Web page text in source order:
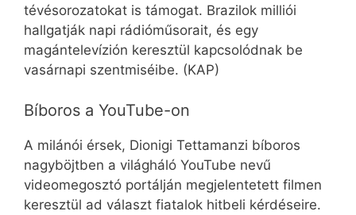
tévésorozatokat is támogat. Brazilok milliói
hallgatják napi rádióműsorait, és egy
magántelevízión keresztül kapcsolódnak be
vasárnapi szentmiséibe. (KAP)
Bíboros a YouTube-on
A milánói érsek, Dionigi Tettamanzi bíboros
nagyböjtben a világháló YouTube nevű
videomegosztó portálján megjelentetett filmen
keresztül ad választ fiatalok hitbeli kérdéseire.